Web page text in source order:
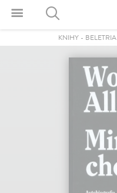
KNIHY - BELETRIA